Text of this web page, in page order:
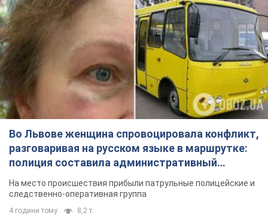
Во Львове женщина спровоцировала конфликт,
разговаривая на русском языке в маршрутке:
полиция составила административный
протокол. Видео
На место происшествия прибыли патрульные полицейские и
следственно-оперативная группа
4 години тому 8,2 т.